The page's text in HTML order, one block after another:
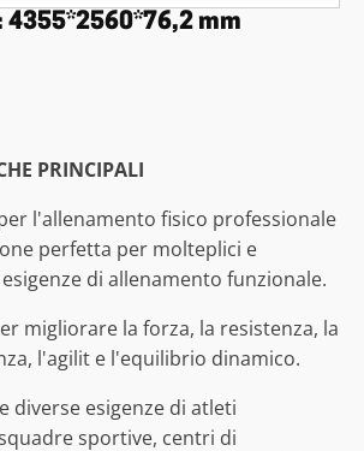
4355*2560*76,2 mm
PRINCIPALI
l'allenamento fisico professionale
perfetta per molteplici e
di allenamento funzionale.
migliorare la forza, la resistenza, la
l'agilit e l'equilibrio dinamico.
diverse esigenze di atleti
sportive, centri di